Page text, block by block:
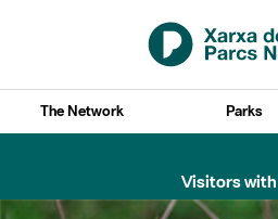
Skip to Main Content
The Network Parks
Visitors